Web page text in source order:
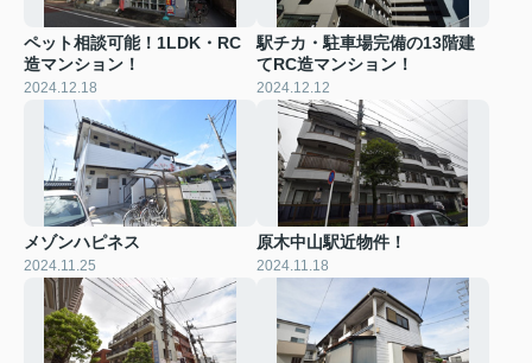
ペット相談可能！1LDK・RC
造マンション！
2024.12.18
駅チカ・駐車場完備の13階建
てRC造マンション！
2024.12.12
メゾンハピネス
2024.11.25
原木中山駅近物件！
2024.11.18